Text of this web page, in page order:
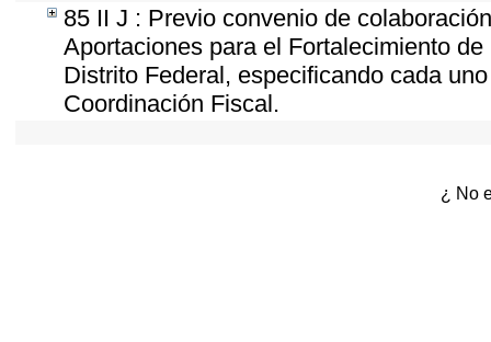
85 II J : Previo convenio de
Aportaciones para el Fortalecimiento
Distrito Federal, especificando cada
Coordinación Fiscal.
¿ No